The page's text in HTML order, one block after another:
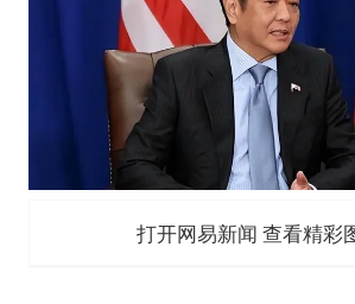
打开网易新闻 查看精彩